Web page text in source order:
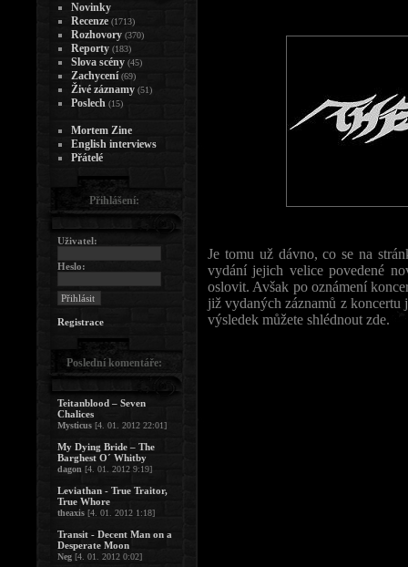
Je tomu už dávno, co se na
vydání jejich velice povedené
oslovit. Avšak po oznámení
již vydaných záznamů z
výsledek můžete shlédnout zde.
Novinky
Recenze (1713)
Rozhovory (370)
Reporty (183)
Slova scény (45)
Zachycení (69)
Živé záznamy (51)
Poslech (15)
Mortem Zine
English interviews
Přátelé
Přihlášení:
Uživatel:
Heslo:
Registrace
Poslední komentáře:
Teitanblood – Seven
Chalices
Mysticus [4. 01. 2012 22:01]
My Dying Bride – The
Barghest O´ Whitby
dagon [4. 01. 2012 9:19]
Leviathan - True Traitor,
True Whore
theaxis [4. 01. 2012 1:18]
Transit - Decent Man on a
Desperate Moon
Neg [4. 01. 2012 0:02]